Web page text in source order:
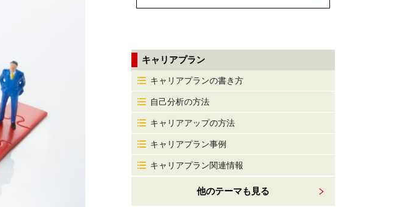
キャリアプラン
キャリアプランの書き方
自己分析の方法
キャリアアップの方法
キャリアプラン事例
キャリアプラン関連情報
他のテーマも見る